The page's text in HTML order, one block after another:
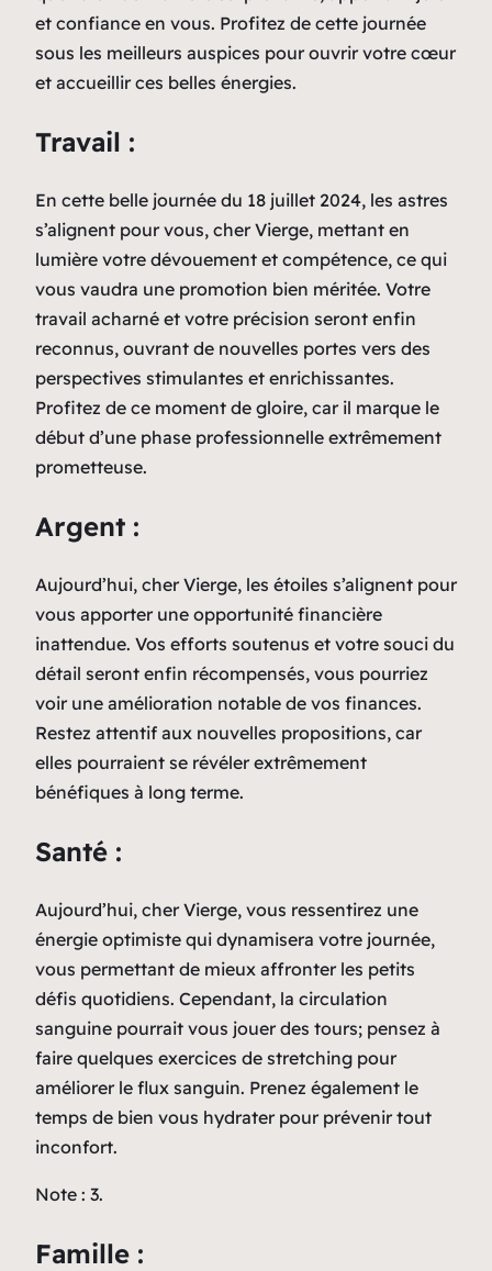
et confiance en vous. Profitez de cette journée
sous les meilleurs auspices pour ouvrir votre cœur
et accueillir ces belles énergies.
Travail :
En cette belle journée du 18 juillet 2024, les astres
s’alignent pour vous, cher Vierge, mettant en
lumière votre dévouement et compétence, ce qui
vous vaudra une promotion bien méritée. Votre
travail acharné et votre précision seront enfin
reconnus, ouvrant de nouvelles portes vers des
perspectives stimulantes et enrichissantes.
Profitez de ce moment de gloire, car il marque le
début d’une phase professionnelle extrêmement
prometteuse.
Argent :
Aujourd’hui, cher Vierge, les étoiles s’alignent pour
vous apporter une opportunité financière
inattendue. Vos efforts soutenus et votre souci du
détail seront enfin récompensés, vous pourriez
voir une amélioration notable de vos finances.
Restez attentif aux nouvelles propositions, car
elles pourraient se révéler extrêmement
bénéfiques à long terme.
Santé :
Aujourd’hui, cher Vierge, vous ressentirez une
énergie optimiste qui dynamisera votre journée,
vous permettant de mieux affronter les petits
défis quotidiens. Cependant, la circulation
sanguine pourrait vous jouer des tours; pensez à
faire quelques exercices de stretching pour
améliorer le flux sanguin. Prenez également le
temps de bien vous hydrater pour prévenir tout
inconfort.
Note : 3.
Famille :